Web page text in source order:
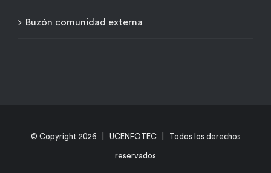
Buzón comunidad externa
© Copyright 2026 | UCENFOTEC | Todos los derechos
reservados